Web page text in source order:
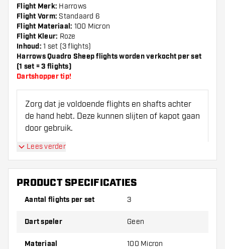
Flight Merk: Harrows
Flight Vorm: Standaard 6
Flight Materiaal: 100 Micron
Flight Kleur: Roze
Inhoud: 1 set (3 flights)
Harrows Quadro Sheep flights worden verkocht per set
(1 set = 3 flights)
Dartshopper tip!
Zorg dat je voldoende flights en shafts achter
de hand hebt. Deze kunnen slijten of kapot gaan
door gebruik.
dikte van de flights om erachter te komen
welke variant het beste bij je past!
Lees verder
PRODUCT SPECIFICATIES
Aantal flights per set 3
Dart speler Geen
Materiaal 100 Micron